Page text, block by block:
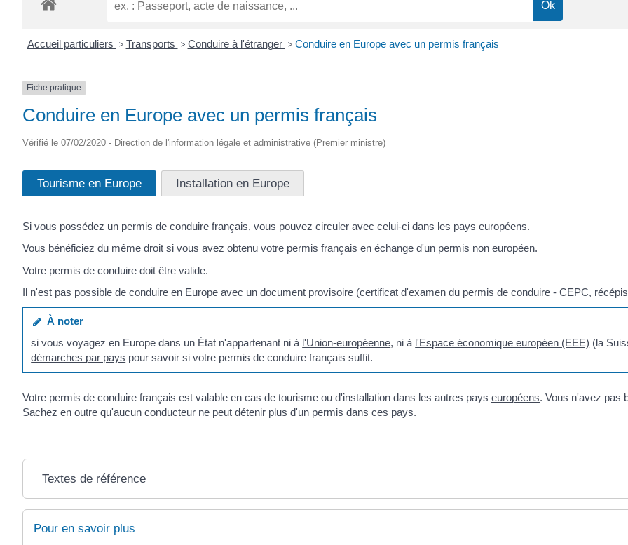
Accueil particuliers > Transports > Conduire à l'étranger > Conduire en Europe avec un permis français
Fiche pratique
Conduire en Europe avec un permis français
Vérifié le 07/02/2020 - Direction de l'information légale et administrative (Premier ministre)
Tourisme en Europe Installation en Europe
Si vous possédez un permis de conduire français, vous pouvez circuler avec celui-ci dans les pays européens.
Vous bénéficiez du même droit si vous avez obtenu votre permis français en échange d'un permis non européen.
Votre permis de conduire doit être valide.
Il n'est pas possible de conduire en Europe avec un document provisoire (certificat d'examen du permis de conduire - CEPC,
À noter
si vous voyagez en Europe dans un État n'appartenant ni à l'Union-européenne, ni à l'Espace économique européen (EEE) (la
démarches par pays pour savoir si votre permis de conduire français suffit.
Votre permis de conduire français est valable en cas de tourisme ou d'installation dans les autres pays européens. Vous n'avez pas
Sachez en outre qu'aucun conducteur ne peut détenir plus d'un permis dans ces pays.
Textes de référence
Pour en savoir plus